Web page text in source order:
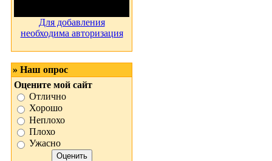
Для добавления
необходима авторизация
» Наш опрос
Оцените мой сайт
Отлично
Хорошо
Неплохо
Плохо
Ужасно